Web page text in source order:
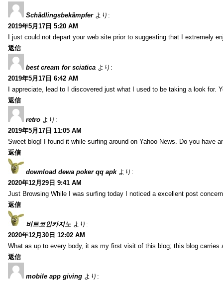
Schädlingsbekämpfer より:
2019年5月17日 5:20 AM
I just could not depart your web site prior to suggesting that I extremely
返信
best cream for sciatica より:
2019年5月17日 6:42 AM
I appreciate, lead to I discovered just what I used to be taking a look for.
返信
retro より:
2019年5月17日 11:05 AM
Sweet blog! I found it while surfing around on Yahoo News. Do you have
返信
download dewa poker qq apk より:
2020年12月29日 9:41 AM
Just Browsing While I was surfing today I noticed a excellent post
返信
비트코인카지노 より:
2020年12月30日 12:02 AM
What as up to every body, it as my first visit of this blog; this blog carries
返信
mobile app giving より: